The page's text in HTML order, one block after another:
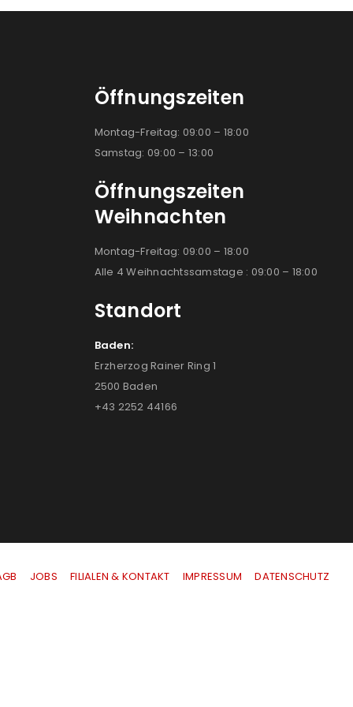
Öffnungszeiten
Montag-Freitag: 09:00 – 18:00
Samstag: 09:00 – 13:00
Öffnungszeiten
Weihnachten
Montag-Freitag: 09:00 – 18:00
Alle 4 Weihnachtssamstage : 09:00 – 18:00
Standort
Baden:
Erzherzog Rainer Ring 1
2500 Baden
+43 2252 44166
JOBS FILIALEN & KONTAKT IMPRESSUM |DATENSCHUTZ